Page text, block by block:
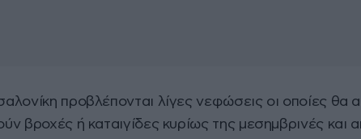
προβλέπονται λίγες νεφώσεις οι οποίες θα
βροχές ή καταιγίδες κυρίως της μεσημβρινές και